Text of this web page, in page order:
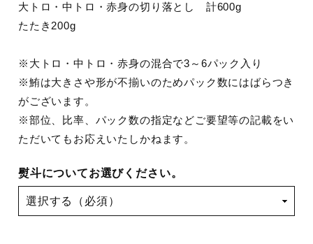
大トロ・中トロ・赤身の切り落とし 計600g
たたき200g
※大トロ・中トロ・赤身の混合で3～6パック入り
※鮪は大きさや形が不揃いのためパック数にはばらつき
がございます。
※部位、比率、パック数の指定などご要望等の記載をい
ただいてもお応えいたしかねます。
熨斗についてお選びください。